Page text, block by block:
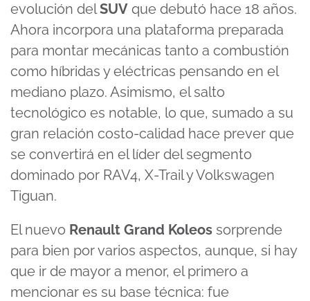
evolución delSUV que debutó hace 18 años.
Ahora incorpora una plataforma preparada
para montar mecánicas tanto a combustión
como híbridas y eléctricas pensando en el
mediano plazo. Asimismo, el salto
tecnológico es notable, lo que, sumado a su
gran relación costo-calidad hace prever que
se convertirá en el líder del segmento
dominado por RAV4, X-Trail y Volkswagen
Tiguan.
El nuevo Renault Grand Koleos sorprende
para bien por varios aspectos, aunque, si hay
que ir de mayor a menor, el primero a
mencionar es su base técnica: fue